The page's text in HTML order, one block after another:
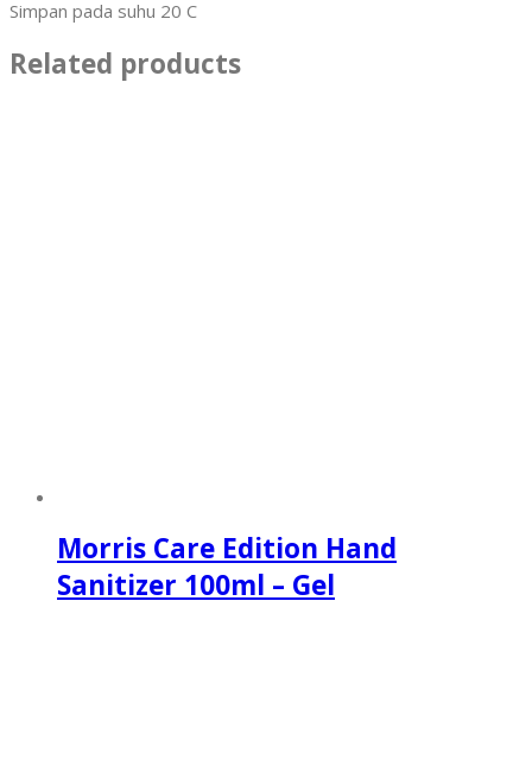
Simpan pada suhu 20 C
Related products
Morris Care Edition Hand
Sanitizer 100ml – Gel